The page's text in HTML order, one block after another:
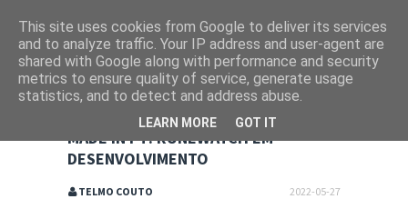
MADE IN PT: RUNEWATCH EM
DESENVOLVIMENTO
2022-05-27
TELMO COUTO
This site uses cookies from Google to deliver its services
and to analyze traffic. Your IP address and user-agent are
shared with Google along with performance and security
metrics to ensure quality of service, generate usage
statistics, and to detect and address abuse.
LEARN MORE GOT IT